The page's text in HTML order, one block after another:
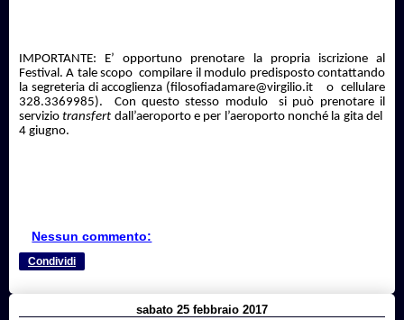
IMPORTANTE: E’ opportuno prenotare la propria iscrizione al
Festival. A tale scopo compilare il modulo predisposto contattando
la segreteria di accoglienza (filosofiadamare@virgilio.it
o cellulare
328.3369985).
Con questo stesso modulo
si può prenotare il
serviziotransfert dall’aeroporto e per l’aeroporto nonché la gita del
4 giugno.
Nessun commento:
Condividi
sabato 25 febbraio 2017